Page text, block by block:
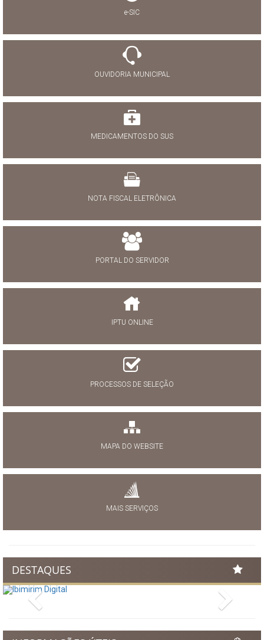
e-SIC
OUVIDORIA MUNICIPAL
MEDICAMENTOS DO SUS
NOTA FISCAL ELETRÔNICA
PORTAL DO SERVIDOR
IPTU ONLINE
PROCESSOS DE SELEÇÃO
MAPA DO WEBSITE
MAIS SERVIÇOS
DESTAQUES
Previous